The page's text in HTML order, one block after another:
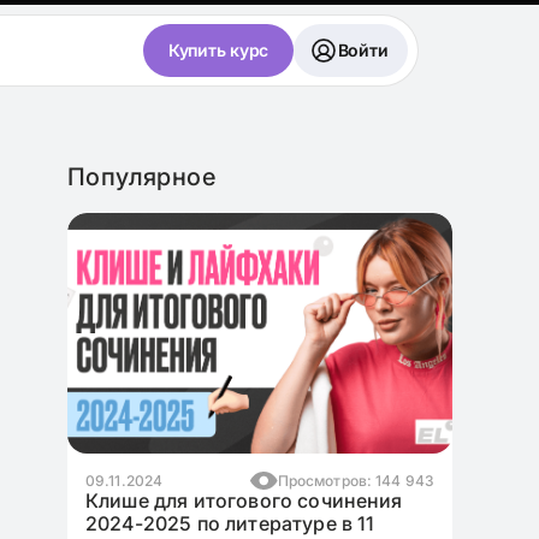
Купить курс Войти
Популярное
144 943 04.12.2024 Просмотров: 33 867
Лучшие аргументы для сочинения
в ЕГЭ по русскому языку 2025